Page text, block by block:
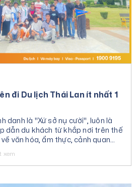
đi Du lịch Thái Lan ít nhất 1
danh là "Xứ sở nụ cười", luôn là
dẫn du khách từ khắp nơi trên thế
văn hóa, ẩm thực, cảnh quan
thân thiện.
xem